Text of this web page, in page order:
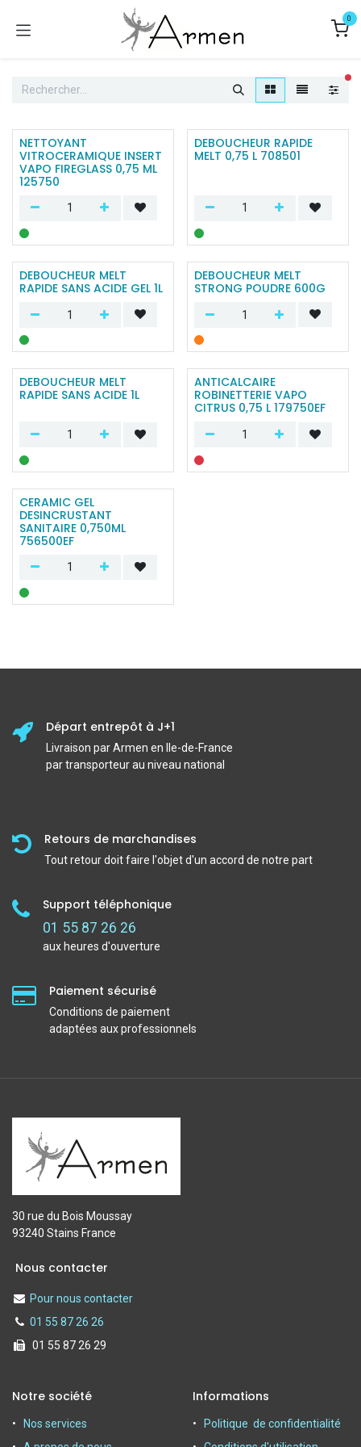
0
NETTOYANT
VITROCERAMIQUE INSERT
VAPO FIREGLASS 0,75 ML
125750
DEBOUCHEUR RAPIDE
MELT 0,75 L 708501
DEBOUCHEUR MELT
RAPIDE SANS ACIDE GEL 1L
DEBOUCHEUR MELT
STRONG POUDRE 600G
DEBOUCHEUR MELT
RAPIDE SANS ACIDE 1L
ANTICALCAIRE
ROBINETTERIE VAPO
CITRUS 0,75 L 179750EF
CERAMIC GEL
DESINCRUSTANT
SANITAIRE 0,750ML
756500EF
Départ entrepôt à J+1
Livraison par Armen en Ile-de-France
par transporteur au niveau national
Retours de marchandises
Tout retour doit faire l'objet d'un accord de notre part
Support téléphonique
01 55 87 26 26
aux heures d'ouverture
Paiement sécurisé
Conditions de paiement
adaptées aux professionnels
30 rue du Bois Moussay
93240 Stains France
Nous contacter
Pour nous contacter
01 55 87 26 26
01 55 87 26 29
Notre société
Nos services
Informations
Politique de confidentialité